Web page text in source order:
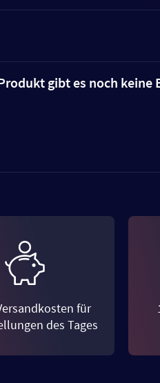
gibt es noch keine
für
des Tages